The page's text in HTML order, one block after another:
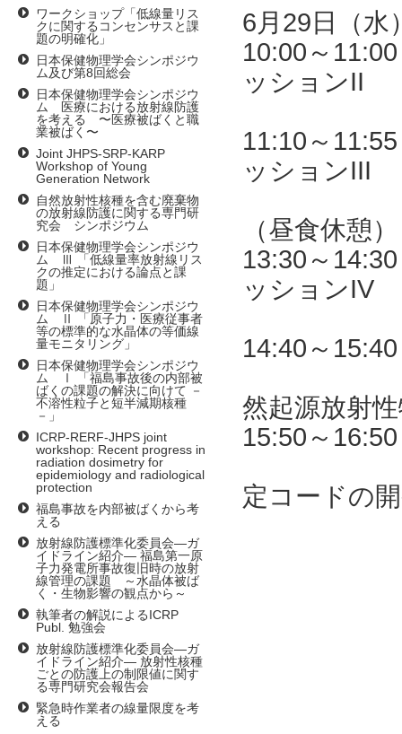
6月29日（水
10:00～
ッションII
11:10～
ッションIII
（昼食休憩）
13:30～
ッションIV
14:40～
然起源放射
15:50～
定コードの
ワークショップ「低線量リス
クに関するコンセンサスと課
題の明確化」
日本保健物理学会シンポジウ
ム及び第8回総会
日本保健物理学会シンポジウ
ム 医療における放射線防護
を考える 〜医療被ばくと職
業被ばく〜
Joint JHPS-SRP-KARP
Workshop of Young
Generation Network
自然放射性核種を含む廃棄物
の放射線防護に関する専門研
究会 シンポジウム
日本保健物理学会シンポジウ
ム Ⅲ 「低線量率放射線リス
クの推定における論点と課
題」
日本保健物理学会シンポジウ
ム Ⅱ 「原子力・医療従事者
等の標準的な水晶体の等価線
量モニタリング」
日本保健物理学会シンポジウ
ム Ⅰ 「福島事故後の内部被
ばくの課題の解決に向けて －
不溶性粒子と短半減期核種
－」
ICRP-RERF-JHPS joint
workshop: Recent progress in
radiation dosimetry for
epidemiology and radiological
protection
福島事故を内部被ばくから考
える
放射線防護標準化委員会―ガ
イドライン紹介― 福島第一原
子力発電所事故復旧時の放射
線管理の課題 ～水晶体被ば
く・生物影響の観点から～
執筆者の解説によるICRP
Publ. 勉強会
放射線防護標準化委員会―ガ
イドライン紹介― 放射性核種
ごとの防護上の制限値に関す
る専門研究会報告会
緊急時作業者の線量限度を考
える